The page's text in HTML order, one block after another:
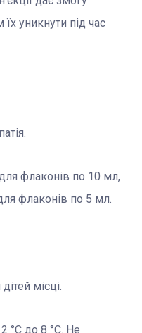
уникнути під час
флаконів по 10 мл,
флаконів по 5 мл.
місці.
2 °С до 8 °С. Не